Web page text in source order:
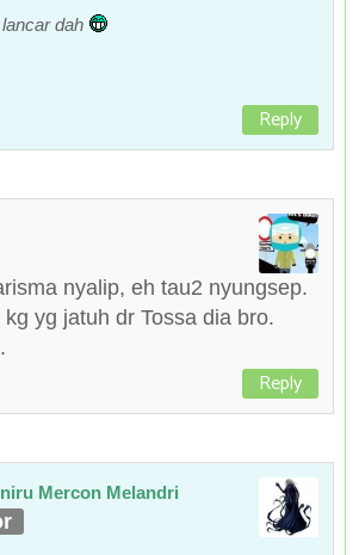
dah
Reply
nyalip, eh tau2 nyungsep.
yg jatuh dr Tossa dia bro.
Reply
Mercon Melandri